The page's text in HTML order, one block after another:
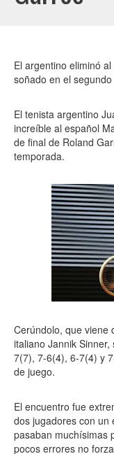
El argentino eliminó
soñado en el
El tenista argentino
increíble al español
de final de Roland
temporada.
Cerúndolo, que viene
italiano Jannik
7(7), 7-6(4), 6-7(4) y
de juego.
El encuentro fue
dos jugadores con un
pasaban muchísimas
pocos errores no